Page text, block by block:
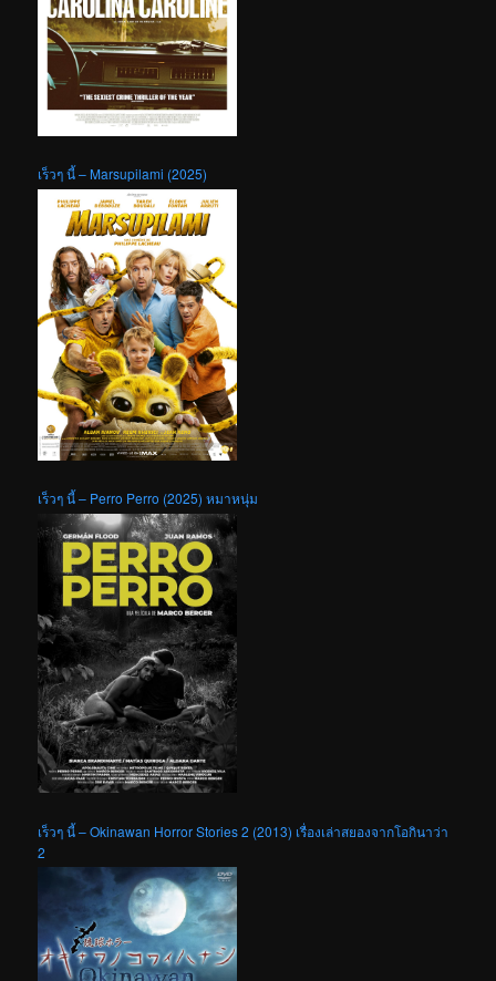
เร็วๆ นี้ – Marsupilami (2025)
เร็วๆ นี้ – Perro Perro (2025) หมาหนุ่ม
เร็วๆ นี้ – Okinawan Horror Stories 2 (2013) เรื่องเล่าสยองจากโอกินาว่า
2